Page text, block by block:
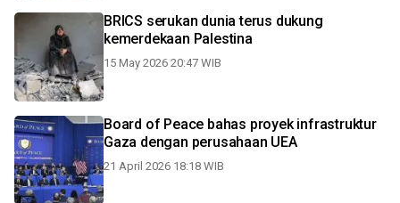
BRICS serukan dunia terus dukung
kemerdekaan Palestina
15 May 2026 20:47 WIB
Board of Peace bahas proyek infrastruktur
Gaza dengan perusahaan UEA
21 April 2026 18:18 WIB